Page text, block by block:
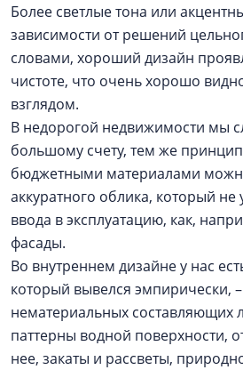
Более светлые тона или
зависимости от решений
словами, хороший дизайн
чистоте, что очень хорошо
взглядом.
В недорогой недвижимости мы
большому счету, тем же
бюджетными материалами
аккуратного облика, который не
ввода в эксплуатацию, как,
фасады.
Во внутреннем дизайне у нас
который вывелся эмпирически,
нематериальных составляющих
паттерны водной поверхности,
нее, закаты и рассветы,